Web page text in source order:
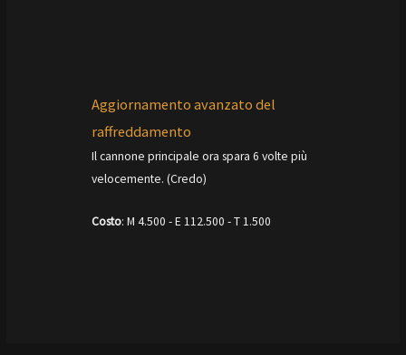
Aggiornamento avanzato del
raffreddamento
Il cannone principale ora spara 6 volte più
velocemente. (Credo)
Costo: M 4.500 - E 112.500 - T 1.500